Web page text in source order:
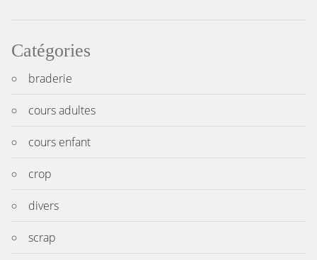
Catégories
braderie
cours adultes
cours enfant
crop
divers
scrap